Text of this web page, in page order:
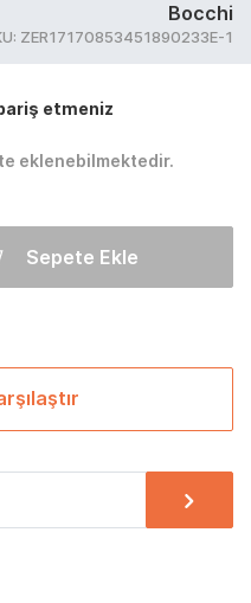
Bocchi
ZER17170853451890233E-1
etmeniz
eklenebilmektedir.
Sepete Ekle